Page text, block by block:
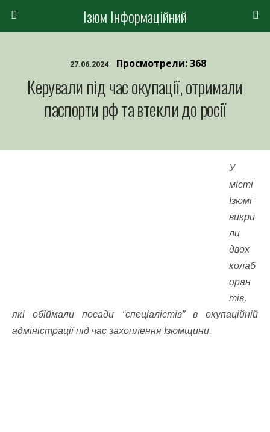
Ізюм Інформаційний
27.06.2024 Просмотрели: 368
Керували під час окупації, отримали
паспорти рф та втекли до росії
У
місті
Ізюмі
викри
ли
двох
колаб
оран
тів,
які обіймали посади “спеціалістів” в окупаційній
адміністрації під час захоплення Ізюмщини.